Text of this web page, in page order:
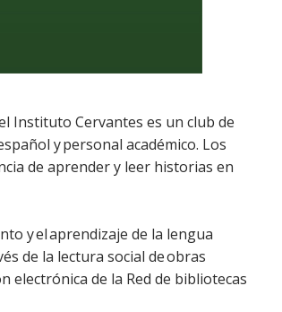
Instituto Cervantes es un club de
y personal académico. Los
de aprender y leer historias en
y el aprendizaje de la lengua
de la lectura social de obras
electrónica de la Red de bibliotecas